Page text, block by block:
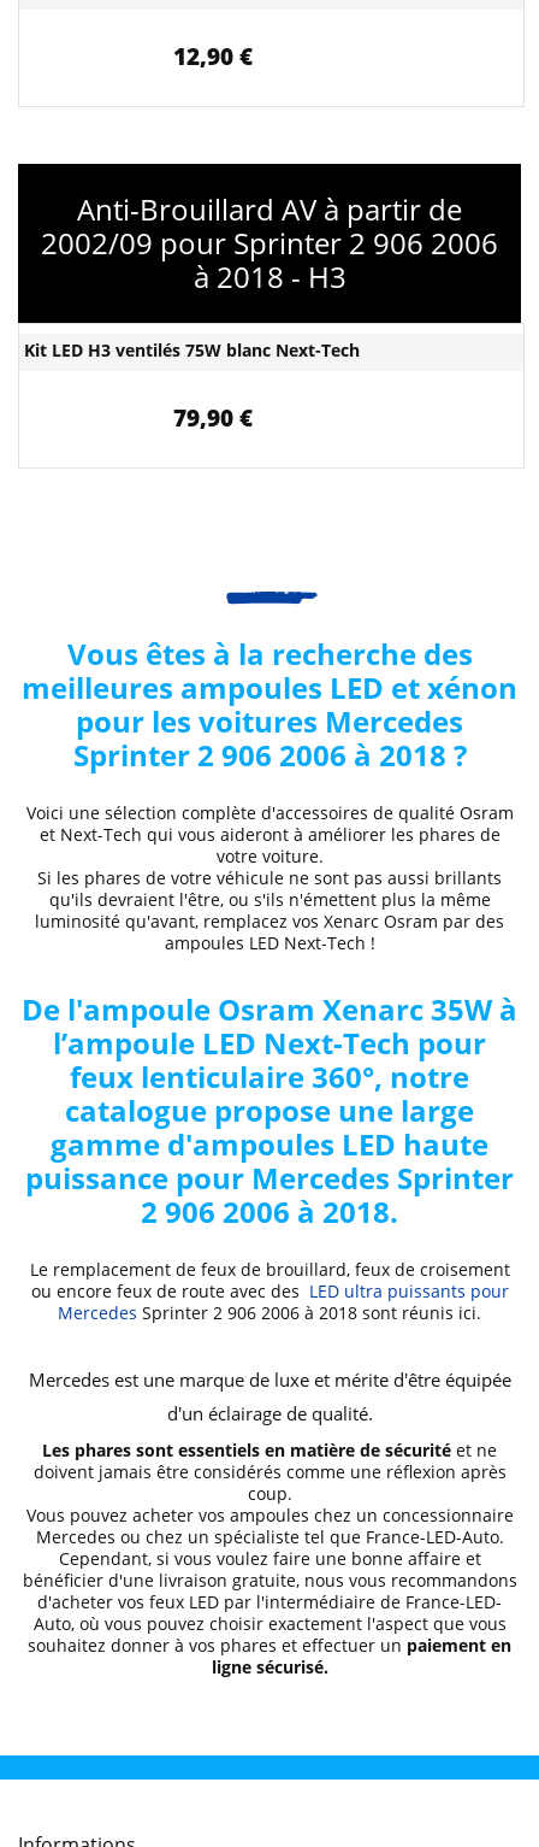
12,90 €
Anti-Brouillard AV à partir de
2002/09 pour Sprinter 2 906 2006
à 2018 - H3
Kit LED H3 ventilés 75W blanc Next-Tech
79,90 €
Vous êtes à la recherche des
meilleures ampoules LED et xénon
pour les voitures Mercedes
Sprinter 2 906 2006 à 2018 ?
Voici une sélection complète d'accessoires de qualité Osram
et Next-Tech qui vous aideront à améliorer les phares de
votre voiture.
Si les phares de votre véhicule ne sont pas aussi brillants
qu'ils devraient l'être, ou s'ils n'émettent plus la même
luminosité qu'avant, remplacez vos Xenarc Osram par des
ampoules LED Next-Tech !
De l'ampoule Osram Xenarc 35W à
l’ampoule LED Next-Tech pour
feux lenticulaire 360°, notre
catalogue propose une large
gamme d'ampoules LED haute
puissance pour Mercedes Sprinter
2 906 2006 à 2018.
Le remplacement de feux de brouillard, feux de croisement
ou encore feux de route avec des LED ultra puissants pour
Mercedes Sprinter 2 906 2006 à 2018 sont réunis ici.
Mercedes est une marque de luxe et mérite d'être équipée
d'un éclairage de qualité.
Les phares sont essentiels en matière de sécurité et ne
doivent jamais être considérés comme une réflexion après
coup.
Vous pouvez acheter vos ampoules chez un concessionnaire
Mercedes ou chez un spécialiste tel que France-LED-Auto.
Cependant, si vous voulez faire une bonne affaire et
bénéficier d'une livraison gratuite, nous vous recommandons
d'acheter vos feux LED par l'intermédiaire de France-LED-
Auto, où vous pouvez choisir exactement l'aspect que vous
souhaitez donner à vos phares et effectuer un paiement en
ligne sécurisé.